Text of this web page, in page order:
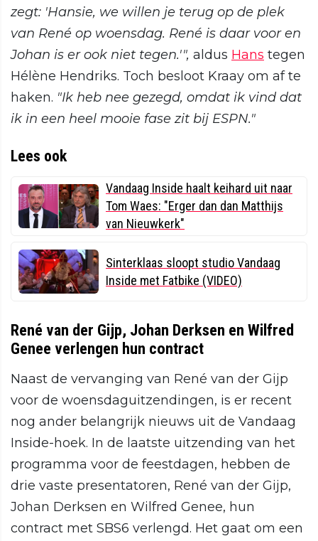
zegt: 'Hansie, we willen je terug op de plek
van René op woensdag. René is daar voor en
Johan is er ook niet tegen.'", aldus Hans tegen
Hélène Hendriks. Toch besloot Kraay om af te
haken. "Ik heb nee gezegd, omdat ik vind dat
ik in een heel mooie fase zit bij ESPN."
Lees ook
Vandaag Inside haalt keihard uit naar
Tom Waes: "Erger dan dan Matthijs
van Nieuwkerk"
Sinterklaas sloopt studio Vandaag
Inside met Fatbike (VIDEO)
René van der Gijp, Johan Derksen en Wilfred
Genee verlengen hun contract
Naast de vervanging van René van der Gijp
voor de woensdaguitzendingen, is er recent
nog ander belangrijk nieuws uit de Vandaag
Inside-hoek. In de laatste uitzending van het
programma voor de feestdagen, hebben de
drie vaste presentatoren, René van der Gijp,
Johan Derksen en Wilfred Genee, hun
contract met SBS6 verlengd. Het gaat om een